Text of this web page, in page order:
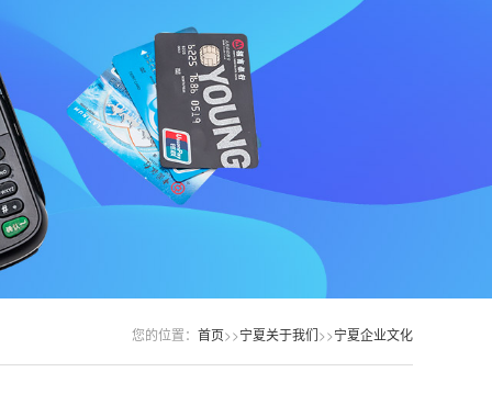
您的位置： 首页>>宁夏关于我们>>宁夏企业文化